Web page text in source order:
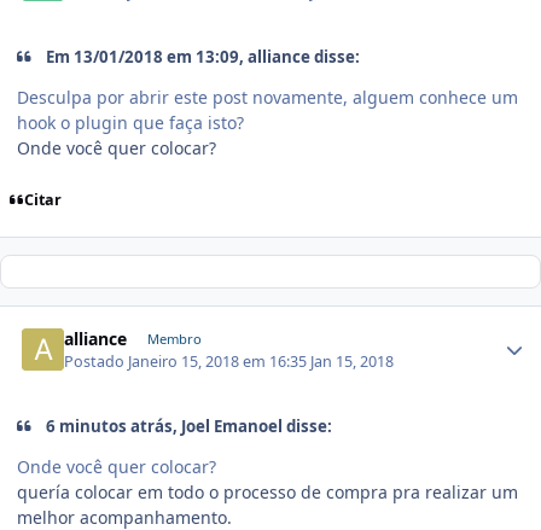
Em 13/01/2018 em 13:09, alliance disse:
Desculpa por abrir este post novamente, alguem conhece um
hook o plugin que faça isto?
Onde você quer colocar?
Citar
alliance Membro
Postado Janeiro 15, 2018 em 16:35 Jan 15, 2018
6 minutos atrás, Joel Emanoel disse:
Onde você quer colocar?
quería colocar em todo o processo de compra pra realizar um
melhor acompanhamento.